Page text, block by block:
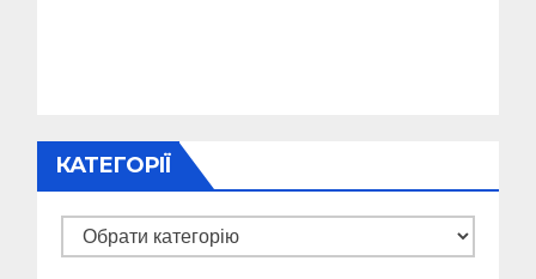
КАТЕГОРІЇ
Категорії